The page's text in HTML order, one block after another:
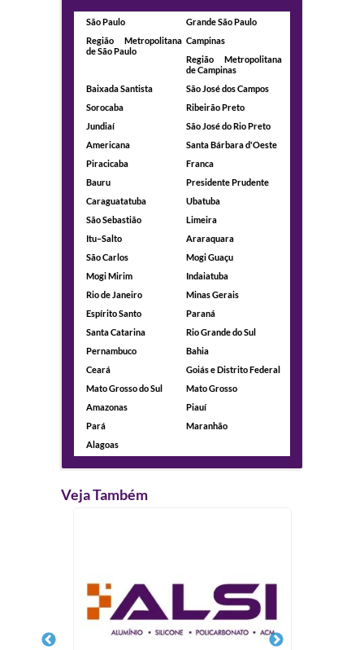
São Paulo
Grande São Paulo
Região Metropolitana
de São Paulo
Campinas
Região Metropolitana
de Campinas
Baixada Santista
São José dos Campos
Sorocaba
Ribeirão Preto
Jundiaí
São José do Rio Preto
Americana
Santa Bárbara d'Oeste
Piracicaba
Franca
Bauru
Presidente Prudente
Caraguatatuba
Ubatuba
São Sebastião
Limeira
Itu–Salto
Araraquara
São Carlos
Mogi Guaçu
Mogi Mirim
Indaiatuba
Rio de Janeiro
Minas Gerais
Espírito Santo
Paraná
Santa Catarina
Rio Grande do Sul
Pernambuco
Bahia
Ceará
Goiás e Distrito Federal
Mato Grosso do Sul
Mato Grosso
Amazonas
Piauí
Pará
Maranhão
Alagoas
Veja Também